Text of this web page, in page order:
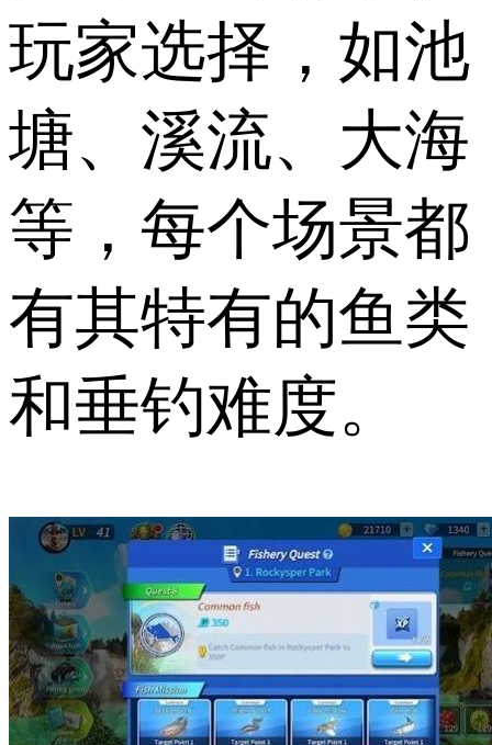
玩家选择，如池
塘、溪流、大海
等，每个场景都
有其特有的鱼类
和垂钓难度。